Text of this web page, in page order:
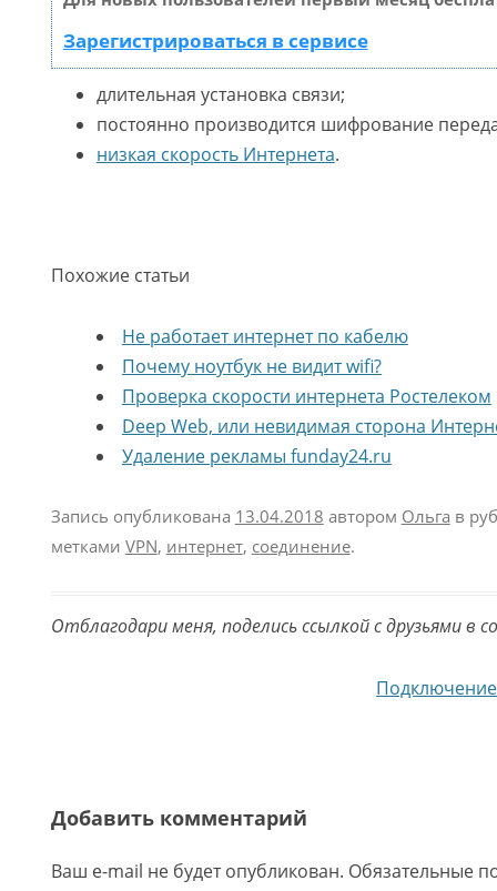
Зарегистрироваться в сервисе
длительная установка связи;
постоянно производится шифрование
низкая скорость Интернета.
Похожие статьи
Не работает интернет по кабелю
Почему ноутбук не видит wifi?
Проверка скорости интернета Ростелеком
Deep Web, или невидимая сторона
Удаление рекламы funday24.ru
Запись опубликована 13.04.2018 автором Ольга в
метками VPN, интернет, соединение.
Отблагодари меня, поделись ссылкой с друзьями в
Добавить комментарий
Ваш e-mail не будет опубликован. Обязательные